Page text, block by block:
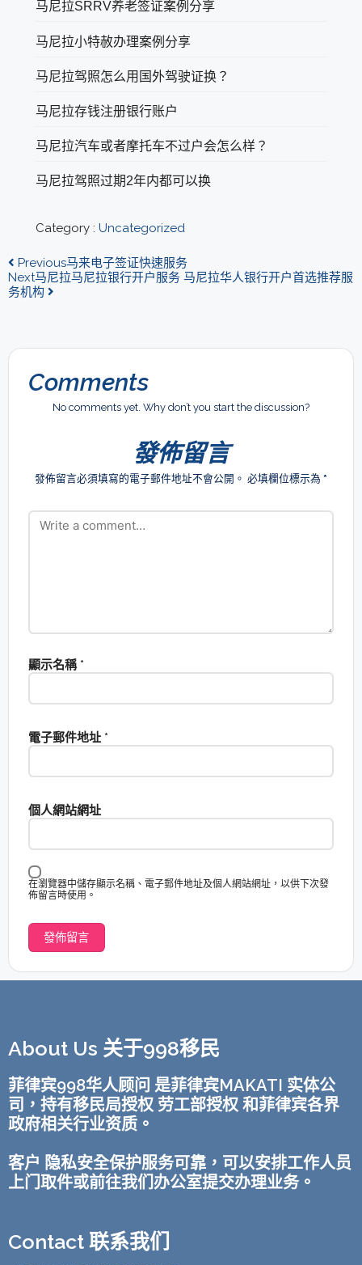
马尼拉SRRV养老签证案例分享
马尼拉小特赦办理案例分享
马尼拉驾照怎么用国外驾驶证换？
马尼拉存钱注册银行账户
马尼拉汽车或者摩托车不过户会怎么样？
马尼拉驾照过期2年内都可以换
Category : Uncategorized
Previous马来电子签证快速服务
Next马尼拉马尼拉银行开户服务 马尼拉华人银行开户首选推荐服
务机构
Comments
No comments yet. Why don’t you start the discussion?
發佈留言
發佈留言必須填寫的電子郵件地址不會公開。 必填欄位標示為 *
顯示名稱 *
電子郵件地址 *
個人網站網址
在瀏覽器中儲存顯示名稱、電子郵件地址及個人網站網址，以供下次發
佈留言時使用。
About Us 关于998移民
菲律宾998华人顾问 是菲律宾MAKATI 实体公
司，持有移民局授权 劳工部授权 和菲律宾各界
政府相关行业资质。
客户 隐私安全保护服务可靠，可以安排工作人员
上门取件或前往我们办公室提交办理业务。
Contact 联系我们